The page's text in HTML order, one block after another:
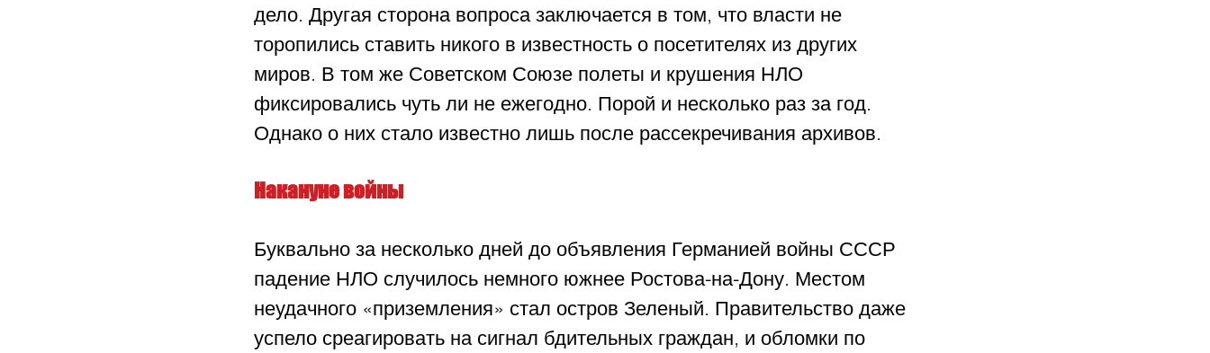
дело. Другая сторона вопроса заключается в том, что власти не
торопились ставить никого в известность о посетителях из других
миров. В том же Советском Союзе полеты и крушения НЛО
фиксировались чуть ли не ежегодно. Порой и несколько раз за год.
Однако о них стало известно лишь после рассекречивания архивов.
Накануне войны
Буквально за несколько дней до объявления Германией войны СССР
падение НЛО случилось немного южнее Ростова-на-Дону. Местом
неудачного «приземления» стал остров Зеленый. Правительство даже
успело среагировать на сигнал бдительных граждан, и обломки по